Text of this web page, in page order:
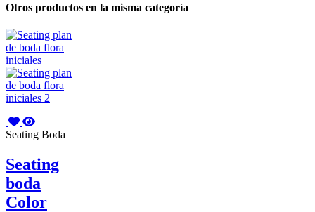
Otros productos en la misma categoría
Seating Boda
Seating
boda
Color